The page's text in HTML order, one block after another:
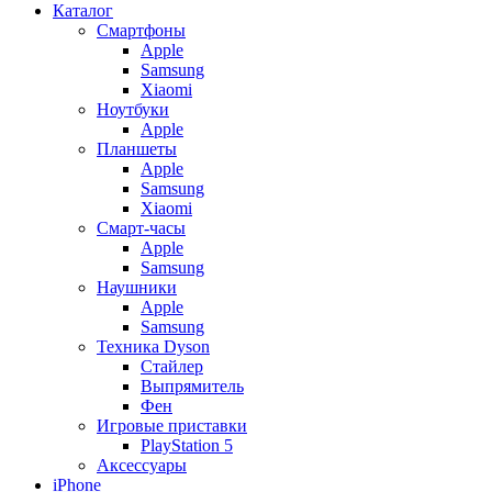
Каталог
Смартфоны
Apple
Samsung
Xiaomi
Ноутбуки
Apple
Планшеты
Apple
Samsung
Xiaomi
Смарт-часы
Apple
Samsung
Наушники
Apple
Samsung
Техника Dyson
Стайлер
Выпрямитель
Фен
Игровые приставки
PlayStation 5
Аксессуары
iPhone